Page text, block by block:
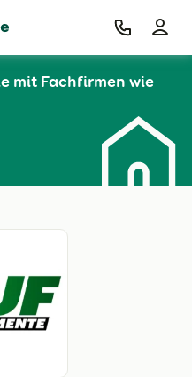
mit Fachfirmen wie